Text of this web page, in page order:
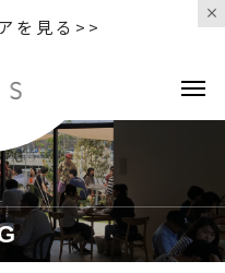
を見る>>